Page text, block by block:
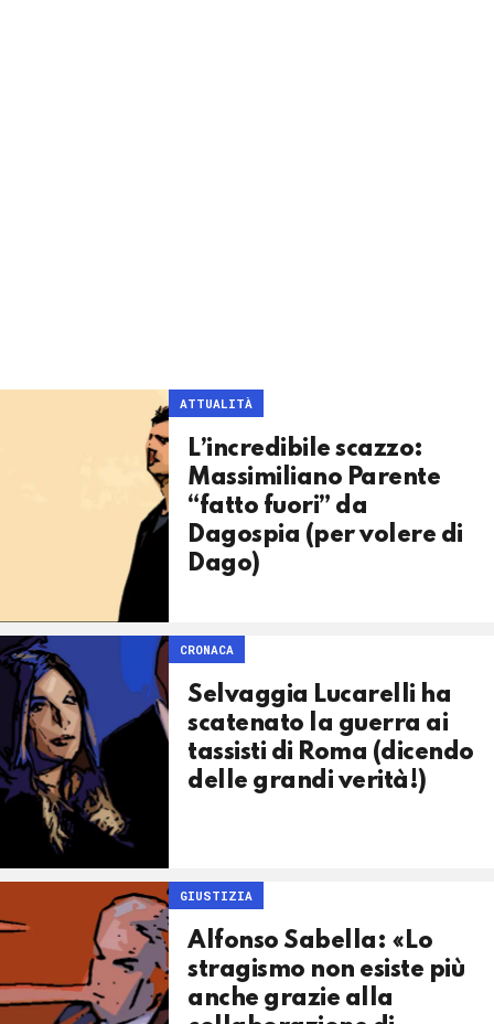
ATTUALITÀ
L’incredibile scazzo:
Massimiliano Parente
“fatto fuori” da
Dagospia (per volere di
Dago)
CRONACA
Selvaggia Lucarelli ha
scatenato la guerra ai
tassisti di Roma (dicendo
delle grandi verità!)
GIUSTIZIA
Alfonso Sabella: «Lo
stragismo non esiste più
anche grazie alla